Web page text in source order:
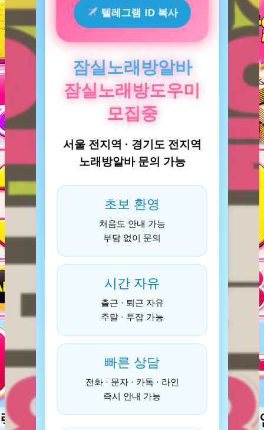
텔레그램 ID 복사
잠실노래방알바
잠실노래방도우미
모집중
서울 전지역 · 경기도 전지역
노래방알바 문의 가능
초보 환영
처음도 안내 가능
부담 없이 문의
시간 자유
출근 · 퇴근 자유
주말 · 투잡 가능
빠른 상담
전화 · 문자 · 카톡 · 라인
즉시 안내 가능